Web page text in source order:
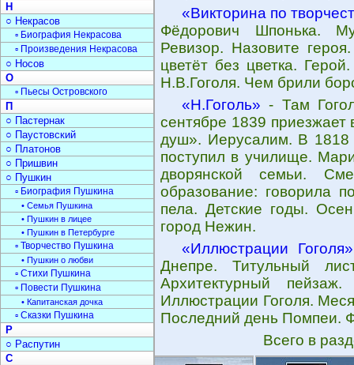
«Викторина по
Фёдорович Шпонька.
Ревизор. Назовите
цветёт без цветка.
Н.В.Гоголя. Чем брили
«Н.Гоголь» - Там
сентябре 1839
душ». Иерусалим. В
поступил в училище.
дворянской семьи.
образование: говорила
пела. Детские годы.
город Нежин.
«Иллюстрации Гоголя»
Днепре. Титульный
Архитектурный
Иллюстрации Гоголя.
Последний день Помпеи.
Всего в
Н
○ Некрасов
▫ Биография Некрасова
▫ Произведения Некрасова
○ Носов
О
▫ Пьесы Островского
П
○ Пастернак
○ Паустовский
○ Платонов
○ Пришвин
○ Пушкин
▫ Биография Пушкина
• Семья Пушкина
• Пушкин в лицее
• Пушкин в Петербурге
▫ Творчество Пушкина
• Пушкин о любви
▫ Стихи Пушкина
▫ Повести Пушкина
• Капитанская дочка
▫ Сказки Пушкина
Р
○ Распутин
С